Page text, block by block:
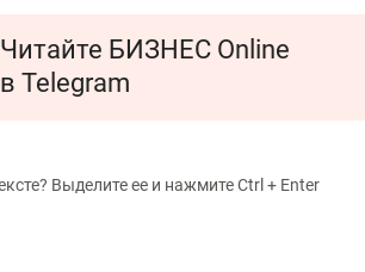
Читайте БИЗНЕС Online
в Telegram
Выделите ее и нажмите Ctrl + Enter